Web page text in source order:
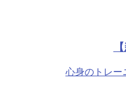
心身のトレー